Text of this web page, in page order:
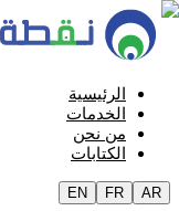
الرئيسية
الخدمات
من نحن
الكتابات
EN FR AR